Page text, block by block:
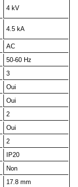
4 kV
4.5 kA
AC
50-60 Hz
3
Oui
Oui
2
Oui
2
IP20
Non
17.8 mm